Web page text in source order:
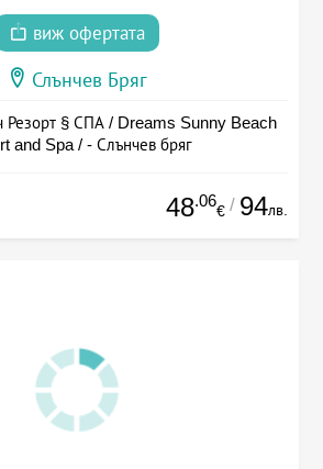
виж офертата
Слънчев Бряг
Резорт § СПА / Dreams Sunny Beach
and Spa / - Слънчев бряг
48.06
€ / 94лв.